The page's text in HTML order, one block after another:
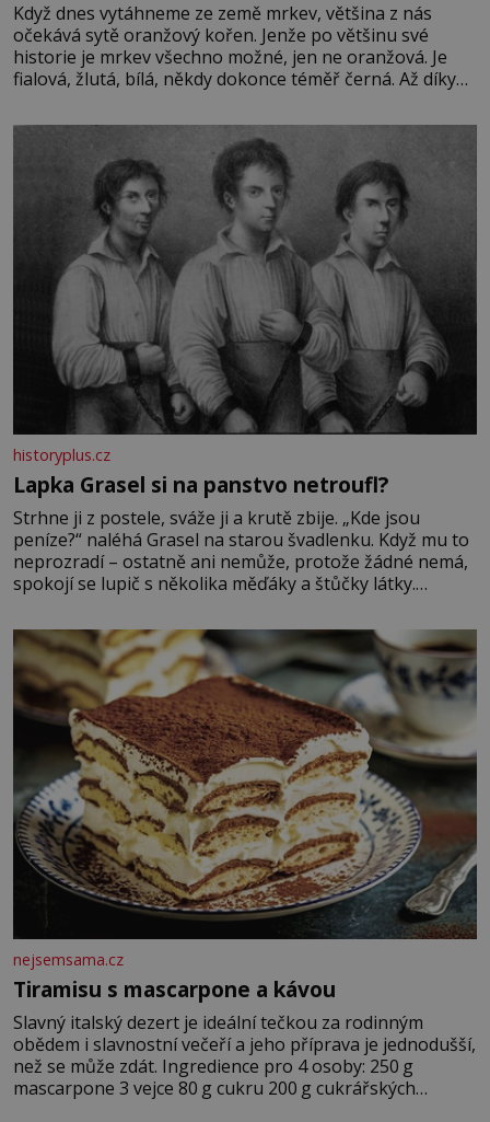
Když dnes vytáhneme ze země mrkev, většina z nás
očekává sytě oranžový kořen. Jenže po většinu své
historie je mrkev všechno možné, jen ne oranžová. Je
fialová, žlutá, bílá, někdy dokonce téměř černá. Až díky
bez které si českou zahradu ani nedokážeme představit.
historyplus.cz
Lapka Grasel si na panstvo netroufl?
Strhne ji z postele, sváže ji a krutě zbije. „Kde jsou
peníze?“ naléhá Grasel na starou švadlenku. Když mu to
neprozradí – ostatně ani nemůže, protože žádné nemá,
spokojí se lupič s několika měďáky a štůčky látky.
krutý. Jeho činy budí hrůzu ještě dlouho po jeho smrti
nejsemsama.cz
Tiramisu s mascarpone a kávou
Slavný italský dezert je ideální tečkou za rodinným
obědem i slavnostní večeří a jeho příprava je jednodušší,
než se může zdát. Ingredience pro 4 osoby: 250 g
mascarpone 3 vejce 80 g cukru 200 g cukrářských